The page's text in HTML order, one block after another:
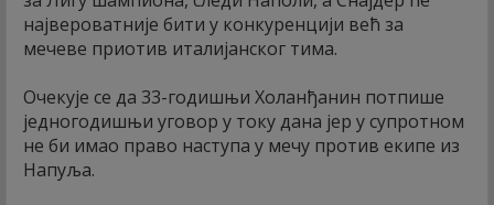
највероватније бити у конкуренцији већ за
мечеве приотив италијанског тима.
Очекује се да 33-годишњи Холанђанин потпише
једногодишњи уговор у току дана јер у супротном
не би имао право наступа у мечу против екипе из
Напуља.